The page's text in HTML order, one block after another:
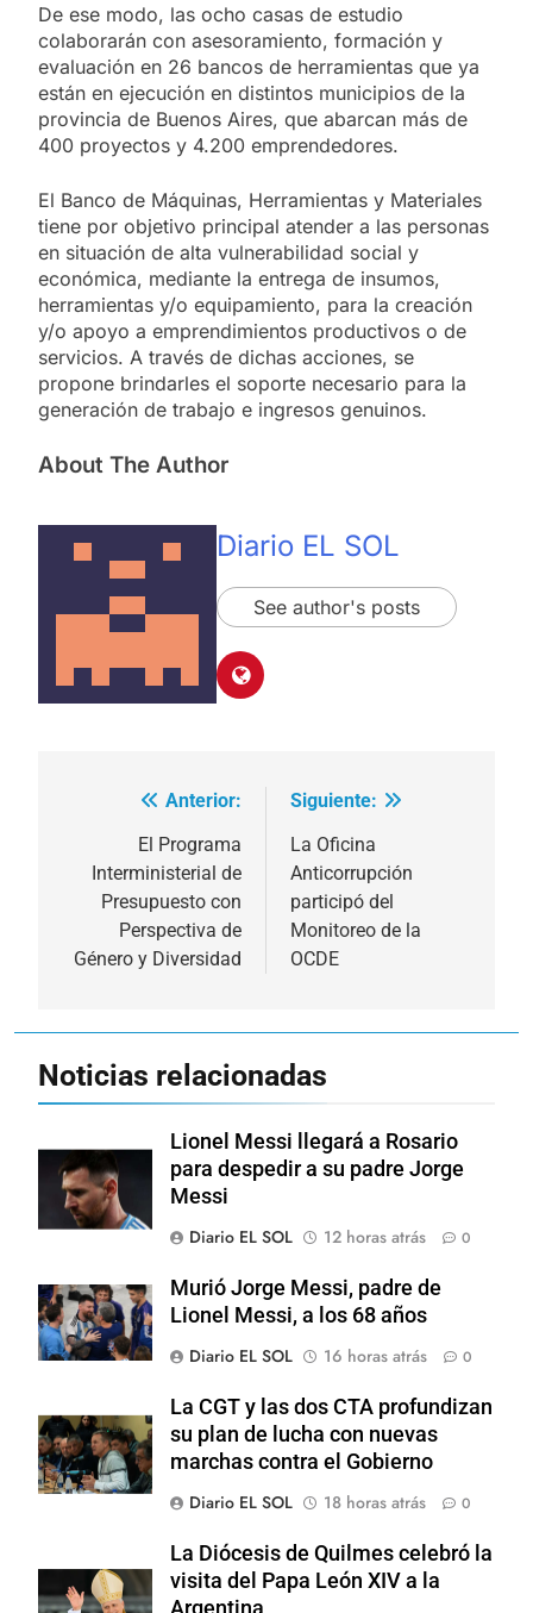
De ese modo, las ocho casas de estudio
colaborarán con asesoramiento, formación y
evaluación en 26 bancos de herramientas que ya
están en ejecución en distintos municipios de la
provincia de Buenos Aires, que abarcan más de
400 proyectos y 4.200 emprendedores.
El Banco de Máquinas, Herramientas y Materiales
tiene por objetivo principal atender a las personas
en situación de alta vulnerabilidad social y
económica, mediante la entrega de insumos,
herramientas y/o equipamiento, para la creación
y/o apoyo a emprendimientos productivos o de
servicios. A través de dichas acciones, se
propone brindarles el soporte necesario para la
generación de trabajo e ingresos genuinos.
About The Author
Diario EL SOL
See author's posts
Navegación
entradas
Anterior:
El Programa
Interministerial de
Presupuesto con
Perspectiva de
Género y Diversidad
Siguiente:
La Oficina
Anticorrupción
participó del
Monitoreo de la
OCDE
Noticias relacionadas
Lionel Messi llegará a Rosario
para despedir a su padre Jorge
Messi
Diario EL SOL
12 horas atrás 0
Murió Jorge Messi, padre de
Lionel Messi, a los 68 años
Diario EL SOL
16 horas atrás 0
La CGT y las dos CTA profundizan
su plan de lucha con nuevas
marchas contra el Gobierno
Diario EL SOL
18 horas atrás 0
La Diócesis de Quilmes celebró la
visita del Papa León XIV a la
Argentina